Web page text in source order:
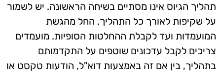
תהליך הגיוס אינו מסתיים בשיחה הראשונה. יש לשמור
על שקיפות לאורך כל התהליך, החל מהגשת
המועמדות ועד לקבלת ההחלטות הסופיות. מועמדים
צריכים לקבל עדכונים שוטפים על התקדמותם
בתהליך, בין אם זה באמצעות דוא"ל, הודעות טקסט או